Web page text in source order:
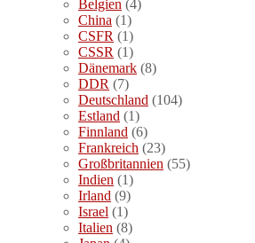
Belgien (4)
China (1)
CSFR (1)
CSSR (1)
Dänemark (8)
DDR (7)
Deutschland (104)
Estland (1)
Finnland (6)
Frankreich (23)
Großbritannien (55)
Indien (1)
Irland (9)
Israel (1)
Italien (8)